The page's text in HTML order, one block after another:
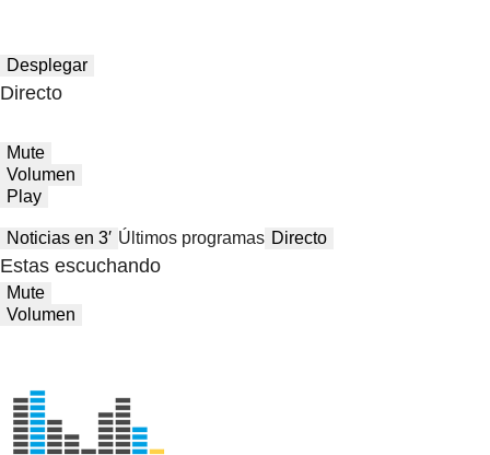
Desplegar
Directo
Mute
Volumen
Play
Noticias en 3′ Últimos programas Directo
Estas escuchando
Mute
Volumen